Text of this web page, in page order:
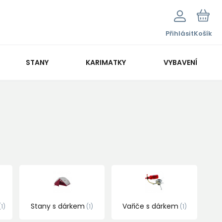
PřihlásitKošík
STANY KARIMATKY VYBAVENÍ
1 Stany s dárkem 1 Vařiče s dárkem 1